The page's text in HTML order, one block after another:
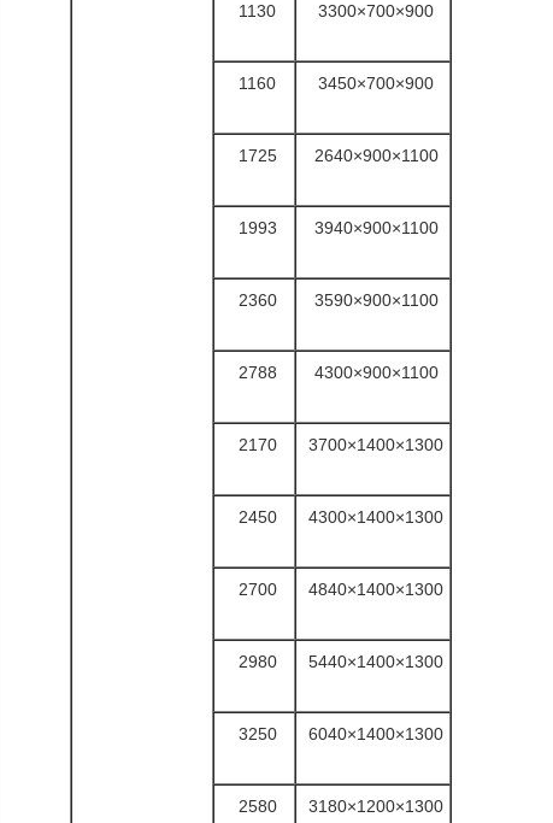
1130 3300×700×900
1160 3450×700×900
1725 2640×900×1100
1993 3940×900×1100
2360 3590×900×1100
2788 4300×900×1100
2170 3700×1400×1300
2450 4300×1400×1300
2700 4840×1400×1300
2980 5440×1400×1300
3250 6040×1400×1300
2580 3180×1200×1300